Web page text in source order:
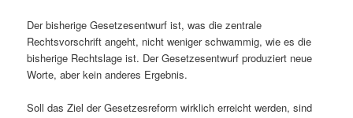
Der bisherige Gesetzesentwurf ist, was die zentrale
Rechtsvorschrift angeht, nicht weniger schwammig, wie es die
bisherige Rechtslage ist. Der Gesetzesentwurf produziert neue
Worte, aber kein anderes Ergebnis.
Soll das Ziel der Gesetzesreform wirklich erreicht werden, sind